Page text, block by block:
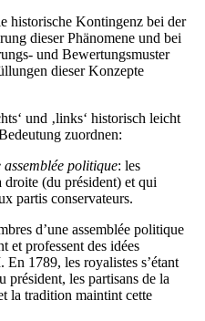
historische Kontingenz bei der
dieser Phänomene und bei
und Bewertungsmuster
dieser Konzepte
und ‚links‘ historisch leicht
zuordnen:
assemblée politique: les
droite (du président) et qui
partis conservateurs.
d’une assemblée politique
et professent des idées
1789, les royalistes s’étant
président, les partisans de la
la tradition maintint cette